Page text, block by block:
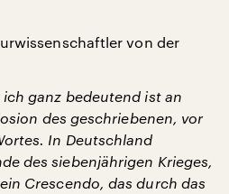
von der
ich ganz bedeutend ist an
des geschriebenen, vor
In Deutschland
des siebenjährigen Krieges,
Crescendo, das durch das